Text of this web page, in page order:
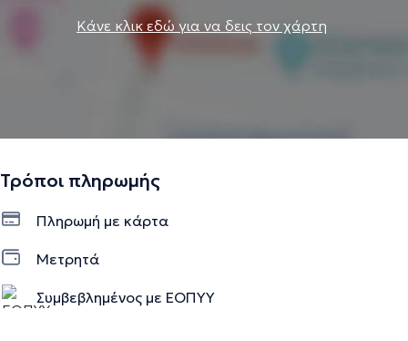
Κάνε κλικ εδώ για να δεις τον χάρτη
Τρόποι πληρωμής
Πληρωμή με κάρτα
Μετρητά
Συμβεβλημένος με ΕΟΠΥΥ